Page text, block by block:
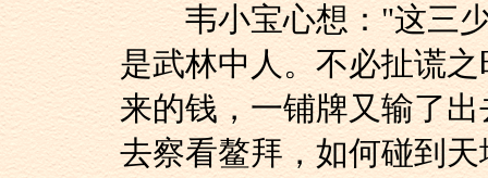
韦小宝心想："这三少
是武林中人。不必扯谎
来的钱，一铺牌又输了
去察看鳌拜，如何碰到